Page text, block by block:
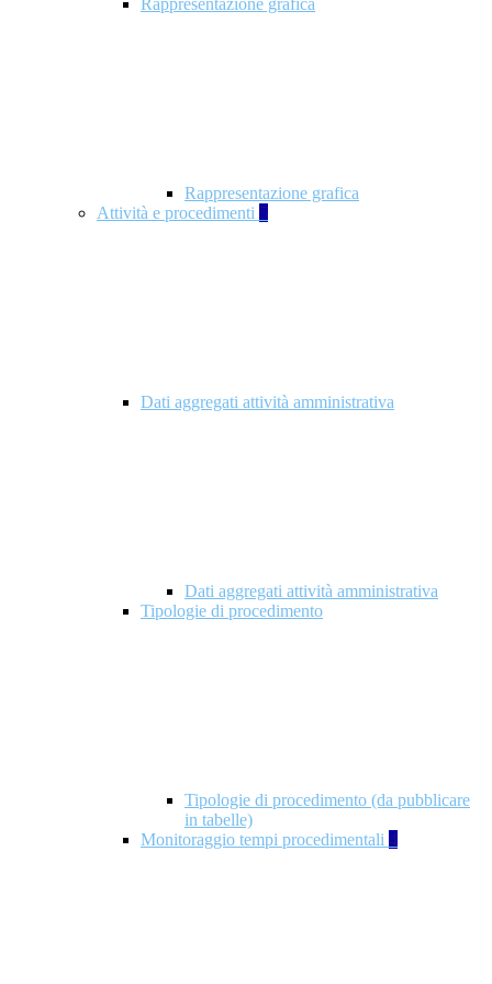
Rappresentazione grafica
Rappresentazione grafica
Attività e procedimenti 5
Dati aggregati attività amministrativa
Dati aggregati attività amministrativa
Tipologie di procedimento
Tipologie di procedimento (da pubblicare
in tabelle)
Monitoraggio tempi procedimentali 4